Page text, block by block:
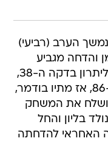
הערב (רביעי)
סן ז'רמן והדחה מגביע
הליגה. ג'ימי בריאן העלה את ליון ליתרון בדקה ה-38,
אך זה החזיק מעמד עד לדקה ה-86, אז מתיו בודמר,
ושלח את המשחק
בליון והחל
האחראי להדחתה